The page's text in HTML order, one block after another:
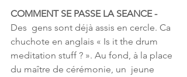
COMMENT SE PASSE LA SEANCE -
Des  gens sont déjà assis en cercle. Ca
chuchote en anglais « Is it the drum
meditation stuff ? ». Au fond, à la place
du maître de cérémonie, un  jeune